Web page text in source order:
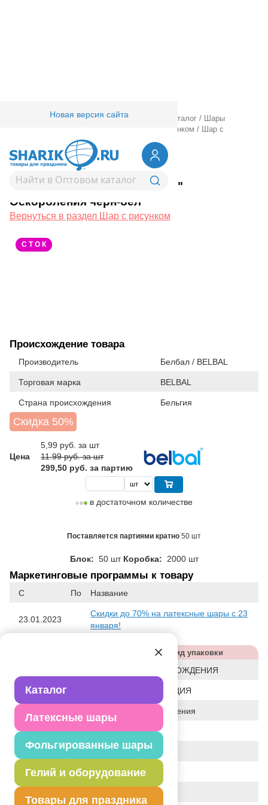
Каталог
Латексные шары
Фольгированные шары
Гелий и оборудование
Товары для праздника
Новая версия сайта
Товары для праздника/ Оптовый каталог /
Шары
Шар с рисунком /
Шар с
рисунком 14" Оскорбления черн-бел
1103-2352Шар с рисунком 14"
Оскорбления черн-бел
Вернуться в раздел Шар с рисунком
С Т О К
Происхождение товара
Производитель Белбал / BELBAL
Торговая марка BELBAL
Страна происхождения Бельгия
Скидка 50%
Цена
5,99 руб. за шт
11.99 руб. за шт
299,50 руб. за партию
в достаточном количестве
Поставляется партиями кратно 50 шт
Блок: 50 шт Коробка: 2000 шт
Маркетинговые программы к товару
С По Название
23.01.2023
Скидки до 70% на латексные шары с 23
января!
Вид упаковки
С ДНЕМ РОЖДЕНИЯ
Статус ЛИКВИДАЦИЯ
День рождения
Цвет АССОРТИ
Размер 14"
Форма КРУГЛЫЙ
14"/36СМ